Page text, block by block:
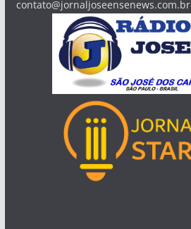
contato@jornaljoseensenews.com.br